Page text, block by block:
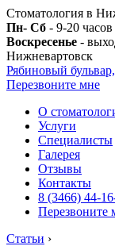
Стоматология в
Пн- Сб - 9-20 часов
Воскресенье -
Нижневартовск
Рябиновый бульвар,
Перезвоните мне
О
Услуги
Специалисты
Галерея
Отзывы
Контакты
8 (3466) 44-
Перезвоните
Статьи ›